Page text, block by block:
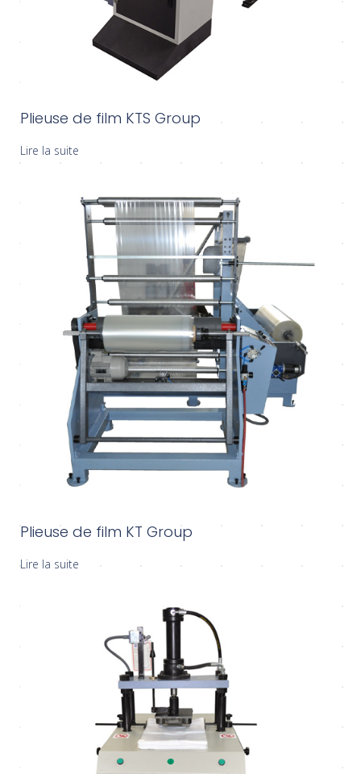
Plieuse de film KTS Group
Lire la suite
Plieuse de film KT Group
Lire la suite